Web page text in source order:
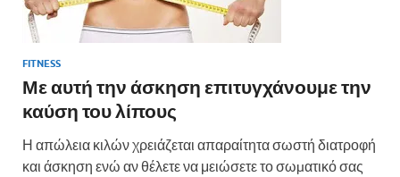
FITNESS
Με αυτή την άσκηση επιτυγχάνουμε την
καύση του λίπους
Η απώλεια κιλών χρειάζεται απαραίτητα σωστή διατροφή
και άσκηση ενώ αν θέλετε να μειώσετε το σωµατικό σας